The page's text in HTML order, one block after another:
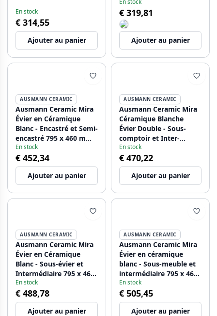
avec bouchon en métal
Gun 1208971503
En stock
€ 314,55
Ajouter au panier
Montage 40 x 40 cm
avec Bouchon en Acier
Inoxydable 1208970094
En stock
€ 319,81
Ajouter au panier
AUSMANN CERAMIC
Ausmann Ceramic Mira
Évier en Céramique
Blanc - Encastré et Semi-
encastré 795 x 460 mm
1208970515
En stock
€ 452,34
Ajouter au panier
AUSMANN CERAMIC
Ausmann Ceramic Mira
Céramique Blanche
Évier Double - Sous-
comptoir et Inter-
comptoir 793 x 450 mm
avec perçage pour
robinet et bouchon en
inox 1208970550
En stock
€ 470,22
Ajouter au panier
AUSMANN CERAMIC
Ausmann Ceramic Mira
Évier en Céramique
Blanc - Sous-évier et
Intermédiaire 795 x 460
mm avec Bouchon en
Cuivre 1208971467
En stock
€ 488,78
Ajouter au panier
AUSMANN CERAMIC
Ausmann Ceramic Mira
Évier en céramique
blanc - Sous-meuble et
intermédiaire 795 x 460
mm avec bouchon en
métal de canon
1208971468
En stock
€ 505,45
Ajouter au panier